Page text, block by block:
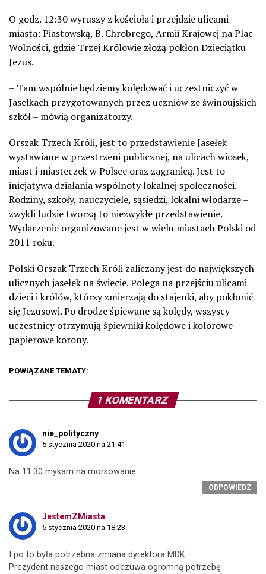
O godz. 12:30 wyruszy z kościoła i przejdzie ulicami
miasta: Piastowską, B. Chrobrego, Armii Krajowej na Plac
Wolności, gdzie Trzej Królowie złożą pokłon Dzieciątku
Jezus.
– Tam wspólnie będziemy kolędować i uczestniczyć w
Jasełkach przygotowanych przez uczniów ze świnoujskich
szkół – mówią organizatorzy.
Orszak Trzech Króli, jest to przedstawienie Jasełek
wystawiane w przestrzeni publicznej, na ulicach wiosek,
miast i miasteczek w Polsce oraz zagranicą. Jest to
inicjatywa działania wspólnoty lokalnej społeczności.
Rodziny, szkoły, nauczyciele, sąsiedzi, lokalni włodarze –
zwykli ludzie tworzą to niezwykłe przedstawienie.
Wydarzenie organizowane jest w wielu miastach Polski od
2011 roku.
Polski Orszak Trzech Króli zaliczany jest do największych
ulicznych jasełek na świecie. Polega na przejściu ulicami
dzieci i królów, którzy zmierzają do stajenki, aby pokłonić
się Jezusowi. Po drodze śpiewane są kolędy, wszyscy
uczestnicy otrzymują śpiewniki kolędowe i kolorowe
papierowe korony.
POWIĄZANE TEMATY:
1 KOMENTARZ
nie_polityczny
5 stycznia 2020 na 21:41
Na 11.30 mykam na morsowanie…
ODPOWIEDZ
JestemZMiasta
5 stycznia 2020 na 18:23
I po to była potrzebna zmiana dyrektora MDK.
Prezydent naszego miast odczuwa ogromną potrzebę